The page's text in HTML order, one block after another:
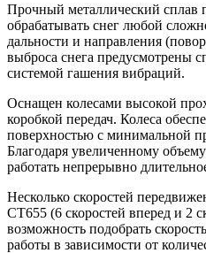
Прочный металлический сплав
обрабатывать снег любой
дальности и направления
выброса снега предусмотрены
системой гашения вибраций.
Оснащен колесами высокой
коробкой передач. Колеса
поверхностью с минимальной
Благодаря увеличенному
работать непрерывно
Несколько скоростей
СТ655 (6 скоростей вперед и 2
возможность подобрать
работы в зависимости от